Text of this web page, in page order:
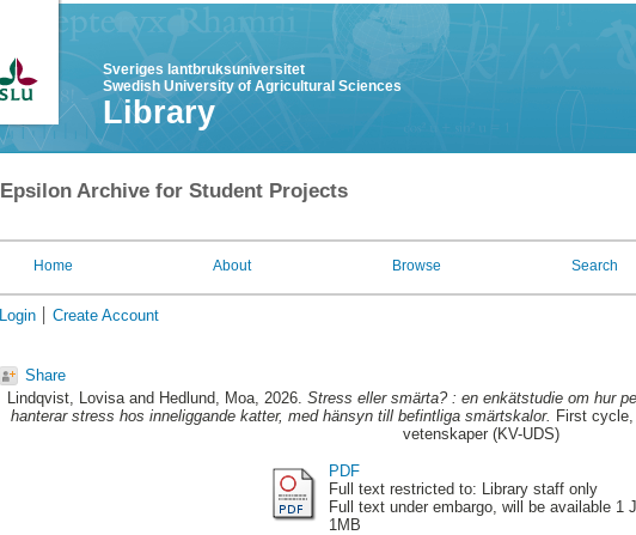
Sveriges lantbruksuniversitet
Swedish University of Agricultural Sciences
Library
Epsilon Archive for Student Projects
Home About Browse Search
Login Create Account
Share
Lindqvist, Lovisaand Hedlund, Moa, 2026. Stress eller smärta? : en enkätstudie om hur
hanterar stress hos inneliggande katter, med hänsyn till befintliga smärtskalor. First
vetenskaper (KV-UDS)
PDF
Full text restricted to: Library staff only
Full text under embargo, will be available 1
1MB